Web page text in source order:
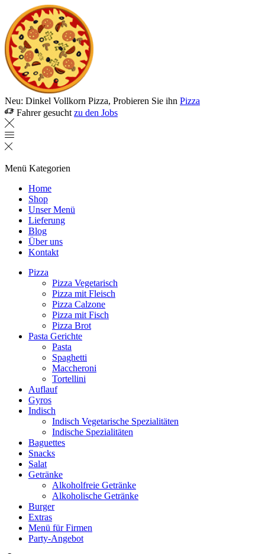
Neu: Dinkel Vollkorn Pizza, Probieren Sie ihn Pizza
Fahrer gesucht zu den Jobs
Menü Kategorien
Home
Shop
Unser Menü
Lieferung
Blog
Über uns
Kontakt
Pizza
Pizza Vegetarisch
Pizza mit Fleisch
Pizza Calzone
Pizza mit Fisch
Pizza Brot
Pasta Gerichte
Pasta
Spaghetti
Maccheroni
Tortellini
Auflauf
Gyros
Indisch
Indisch Vegetarische Spezialitäten
Indische Spezialitäten
Baguettes
Snacks
Salat
Getränke
Alkoholfreie Getränke
Alkoholische Getränke
Burger
Extras
Menü für Firmen
Party-Angebot